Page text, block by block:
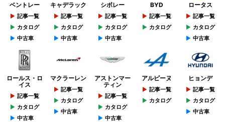
ベントレー
記事一覧
カタログ
中古車
キャデラック
記事一覧
カタログ
中古車
シボレー
記事一覧
カタログ
中古車
BYD
記事一覧
カタログ
ロータス
記事一覧
カタログ
中古車
ロールス・ロ
イス
記事一覧
カタログ
中古車
マクラーレン
記事一覧
カタログ
中古車
アストンマー
ティン
記事一覧
カタログ
中古車
アルピーヌ
記事一覧
カタログ
ヒョンデ
記事一覧
カタログ
中古車